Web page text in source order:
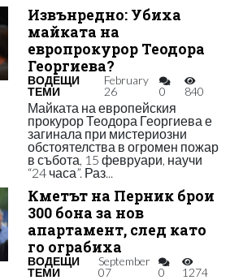
Извънредно: Убиха
майката на
европрокурор Теодора
Георгиева?
ВОДЕЩИ
ТЕМИ
February
26
0 840
Майката на европейския
прокурор Теодора Георгиева е
загинала при мистериозни
обстоятелства в огромен пожар
в събота, 15 февруари, научи
“24 часа”. Раз...
Кметът на Перник брои
300 бона за нов
апартамент, след като
го ограбиха
ВОДЕЩИ
ТЕМИ
September
07
0 1274